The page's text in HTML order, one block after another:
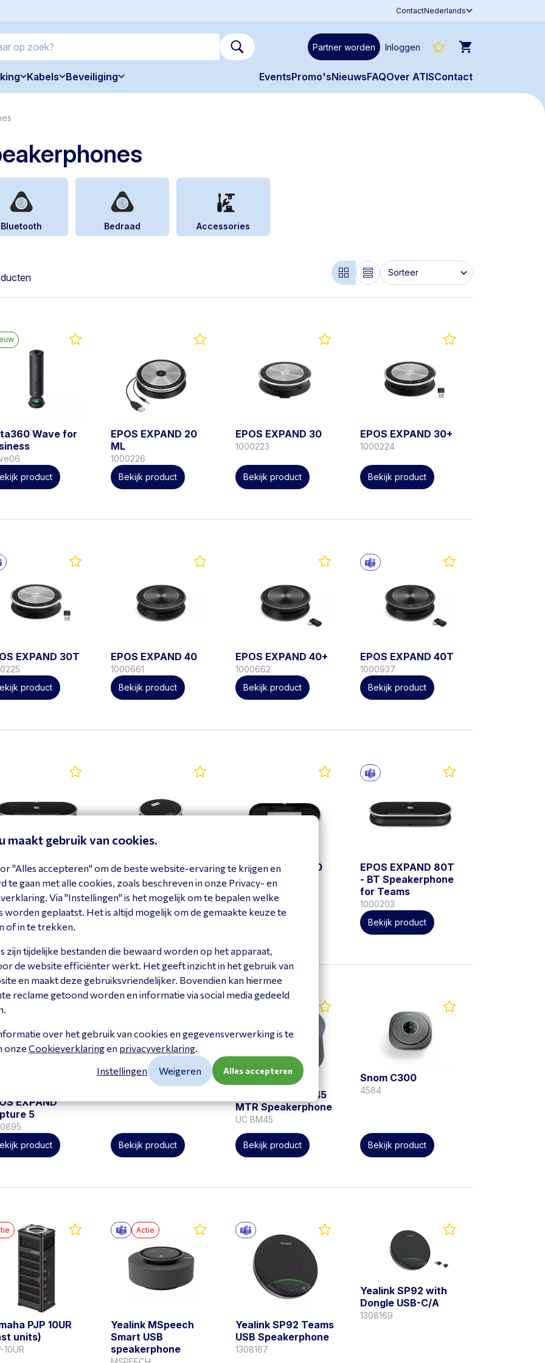
ContactNederlands
Partner worden Inloggen
Kabels Beveiliging EventsPromo'sNieuwsFAQOver ATISContact
Bluetooth Bedraad Accessories
Wave for
product
EPOS EXPAND 20
ML
1000226
Bekijk product
EPOS EXPAND 30
1000223
Bekijk product
EPOS EXPAND 30+
1000224
Bekijk product
EXPAND 30T
product
EPOS EXPAND 40
1000661
Bekijk product
EPOS EXPAND 40+
1000662
Bekijk product
EPOS EXPAND 40T
1000937
Bekijk product
EXPAND 80 -
product
EPOS EXPAND 80 -
Expansion
Microphone
1000229
EPOS EXPAND 80
Table fixture
1001183
EPOS EXPAND 80T
- BT Speakerphone
for Teams
1000203
Bekijk product
EXPAND
5
product
MAXHUB UC BM35
Speakerphone
Bekijk product
MAXHUB UC BM45
MTR Speakerphone
UC BM45
Bekijk product
Snom C300
4584
Bekijk product
PJP 10UR
units)
10UR
Actie
Yealink MSpeech
Smart USB
speakerphone
Yealink SP92 Teams
USB Speakerphone
1308167
Yealink SP92 with
Dongle USB-C/A
1308169
maakt gebruik van cookies.
"Alles accepteren" om de beste website-ervaring te krijgen en
te gaan met alle cookies, zoals beschreven in onze Privacy- en
Via "Instellingen" is het mogelijk om te bepalen welke
worden geplaatst. Het is altijd mogelijk om de gemaakte keuze te
of in te trekken.
zijn tijdelijke bestanden die bewaard worden op het apparaat,
de website efficiënter werkt. Het geeft inzicht in het gebruik van
en maakt deze gebruiksvriendelijker. Bovendien kan hiermee
reclame getoond worden en informatie via social media gedeeld
over het gebruik van cookies en gegevensverwerking is te
onze Cookieverklaringen privacyverklaring
Instellingen
Weigeren Alles accepteren